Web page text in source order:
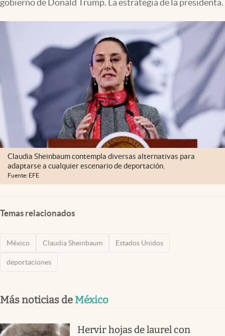
gobierno de Donald Trump. La estrategia de la presidenta.
Claudia Sheinbaum contempla diversas alternativas para
adaptarse a cualquier escenario de deportación.
Fuente: EFE
Temas relacionados
México Claudia Sheinbaum Estados Unidos
deportaciones
Más noticias de México
Hervir hojas de laurel con